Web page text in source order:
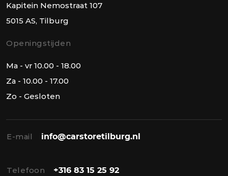
Kapitein Nemostraat 107
5015 AS, Tilburg
Openingstijden
Ma - vr 10.00 - 18.00
Za - 10.00 - 17.00
Zo - Gesloten
E-mail info@carstoretilburg.nl
Telefoon +316 83 15 25 92